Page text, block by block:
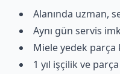
Alanında uzman,
Aynı gün servis
Miele yedek parça
1 yıl işçilik ve